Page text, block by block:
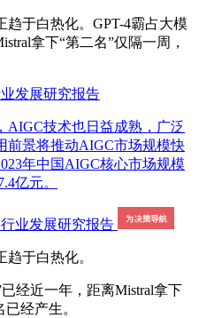
于白热化。GPT-4霸占大模
拿下“第二名”仅隔一周，
发展研究报告
AIGC技术也日益成熟，广泛
前景将推动AIGC市场规模快
年中国AIGC核心市场规模
亿元。
于白热化。
经近一年，距离Mistral拿下
经产生。